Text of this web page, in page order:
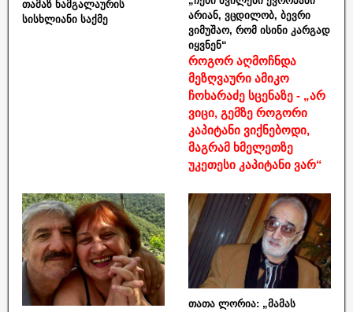
თამაზ ნამგალაურის
სისხლიანი საქმე
არიან, ვცდილობ, ბევრი
ვიმუშაო, რომ ისინი კარგად
იყვნენ“
როგორ აღმოჩნდა
მეზღვაური ამიკო
ჩოხარაძე სცენაზე - „არ
ვიცი, გემზე როგორი
კაპიტანი ვიქნებოდი,
მაგრამ ხმელეთზე
უკეთესი კაპიტანი ვარ“
თათა ლორია: „მამას